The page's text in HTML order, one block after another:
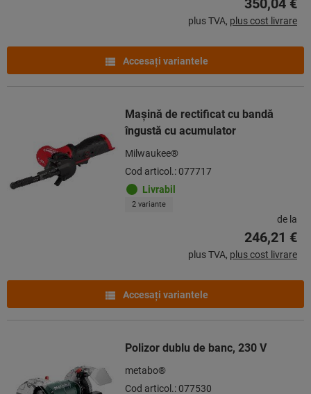
plus TVA, plus cost livrare
Accesaţi variantele
Mașină de rectificat cu bandă
îngustă cu acumulator
Milwaukee®
Cod articol.: 077717
Livrabil
2 variante
de la
246,21 €
plus TVA, plus cost livrare
Accesaţi variantele
Polizor dublu de banc, 230 V
metabo®
Cod articol.: 077530